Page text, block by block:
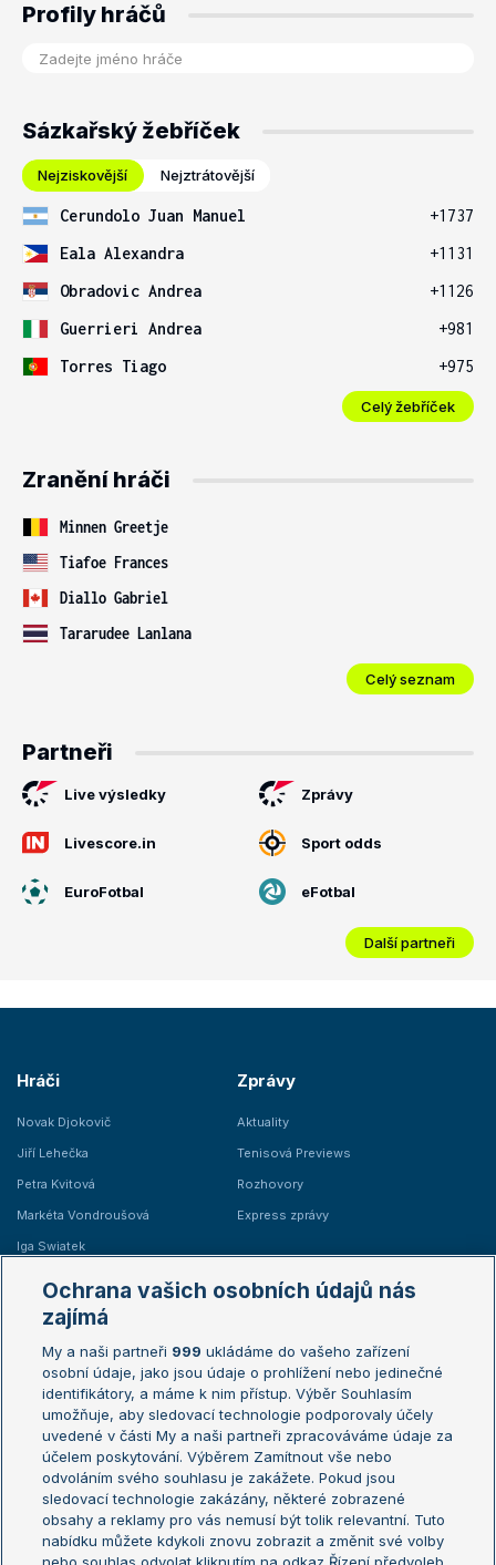
Profily hráčů
Sázkařský žebříček
Nejziskovější Nejztrátovější
Cerundolo Juan Manuel
+1737
Eala Alexandra
+1131
Obradovic Andrea
+1126
Guerrieri Andrea
+981
Torres Tiago
+975
Celý žebříček
Zranění hráči
Minnen Greetje
Tiafoe Frances
Diallo Gabriel
Tararudee Lanlana
Celý seznam
Partneři
Live výsledky Zprávy
Livescore.in Sport odds
EuroFotbal eFotbal
Další partneři
Hráči
Novak Djokovič
Jiří Lehečka
Petra Kvitová
Markéta Vondroušová
Iga Swiatek
Zprávy
Aktuality
Tenisová Previews
Rozhovory
Express zprávy
Žebříčky
Žebříček ATP (muži)
Žebříček WTA (ženy)
Sázkařský žebříček
Australian Open
French Open
Wimbledon
US Open
Turnaj mistrů
Turnaj mistryň
Aktualní trendy
Ochrana vašich osobních údajů nás
zajímá
My a naši partneři 999 ukládáme do vašeho zařízení
osobní údaje, jako jsou údaje o prohlížení nebo jedinečné
identifikátory, a máme k nim přístup. Výběr Souhlasím
umožňuje, aby sledovací technologie podporovaly účely
uvedené v části My a naši partneři zpracováváme údaje za
účelem poskytování. Výběrem Zamítnout vše nebo
odvoláním svého souhlasu je zakážete. Pokud jsou
sledovací technologie zakázány, některé zobrazené
obsahy a reklamy pro vás nemusí být tolik relevantní. Tuto
nabídku můžete kdykoli znovu zobrazit a změnit své volby